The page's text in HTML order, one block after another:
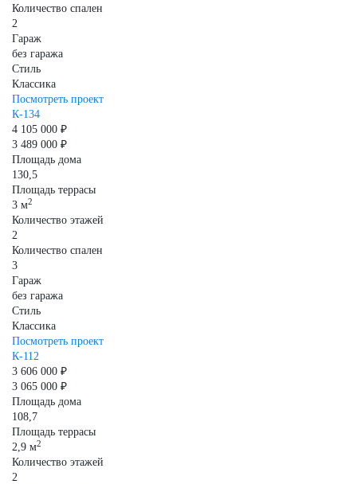
Количество спален
2
Гараж
без гаража
Стиль
Классика
Посмотреть проект
К-134
4 105 000 ₽
3 489 000 ₽
Площадь дома
130,5
Площадь террасы
3 м2
Количество этажей
2
Количество спален
3
Гараж
без гаража
Стиль
Классика
Посмотреть проект
К-112
3 606 000 ₽
3 065 000 ₽
Площадь дома
108,7
Площадь террасы
2,9 м2
Количество этажей
2